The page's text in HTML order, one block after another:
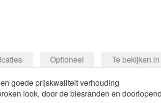
goede prijskwaliteit verhouding
look, door de biesranden en
Optioneel Te bekijken